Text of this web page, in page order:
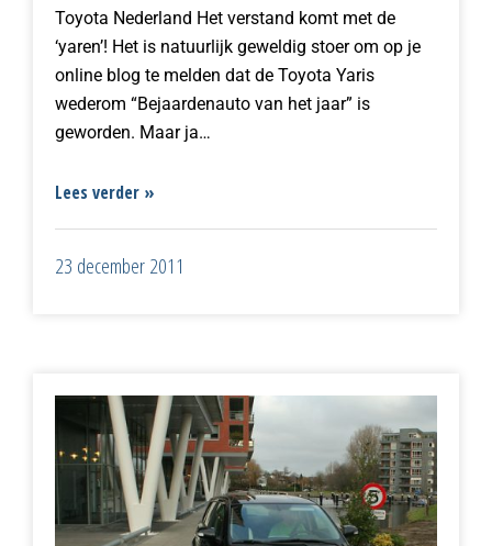
Toyota Nederland Het verstand komt met de
‘yaren’! Het is natuurlijk geweldig stoer om op je
online blog te melden dat de Toyota Yaris
wederom “Bejaardenauto van het jaar” is
geworden. Maar ja…
Lees verder »
23 december 2011